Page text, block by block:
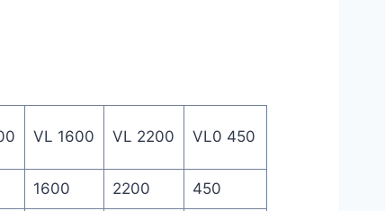
VL 1600 VL 2200 VL0 450
1600 2200 450